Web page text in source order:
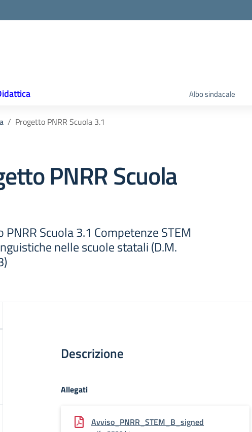
Albo sindacale
Progetto PNRR Scuola 3.1
PNRR Scuola
PNRR Scuola 3.1 Competenze STEM
nelle scuole statali (D.M.
Descrizione
Allegati
Avviso_PNRR_STEM_B_signed